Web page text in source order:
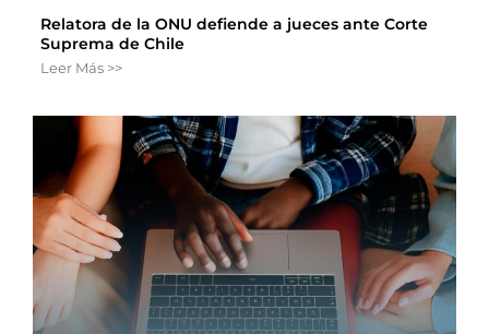
Relatora de la ONU defiende a jueces ante Corte
Suprema de Chile
Leer Más >>